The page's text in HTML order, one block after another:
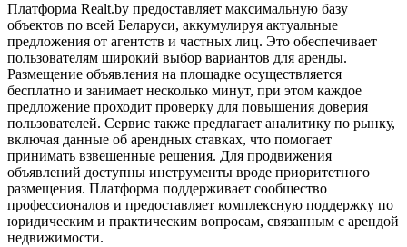
Платформа Realt.by предоставляет максимальную базу
объектов по всей Беларуси, аккумулируя актуальные
предложения от агентств и частных лиц. Это обеспечивает
пользователям широкий выбор вариантов для аренды.
Размещение объявления на площадке осуществляется
бесплатно и занимает несколько минут, при этом каждое
предложение проходит проверку для повышения доверия
пользователей. Сервис также предлагает аналитику по рынку,
включая данные об арендных ставках, что помогает
принимать взвешенные решения. Для продвижения
объявлений доступны инструменты вроде приоритетного
размещения. Платформа поддерживает сообщество
профессионалов и предоставляет комплексную поддержку по
юридическим и практическим вопросам, связанным с арендой
недвижимости.